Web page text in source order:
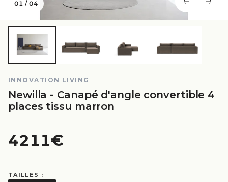
01 /04
INNOVATION LIVING
Newilla - Canapé d'angle convertible 4
places tissu marron
4211€
TAILLES :